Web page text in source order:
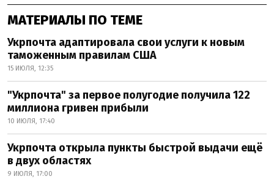
МАТЕРИАЛЫ ПО ТЕМЕ
Укрпочта адаптировала свои услуги к новым
таможенным правилам США
15 ИЮЛЯ, 12:35
"Укрпочта" за первое полугодие получила 122
миллиона гривен прибыли
10 ИЮЛЯ, 17:40
Укрпочта открыла пункты быстрой выдачи ещё
в двух областях
9 ИЮЛЯ, 17:00